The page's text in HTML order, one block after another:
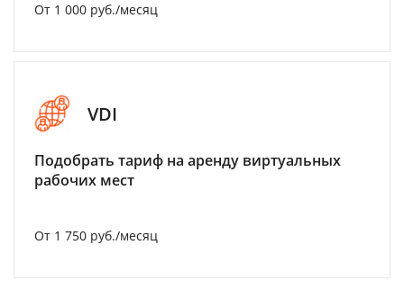
От 1 000 руб./месяц
VDI
Подобрать тариф на аренду виртуальных
рабочих мест
От 1 750 руб./месяц